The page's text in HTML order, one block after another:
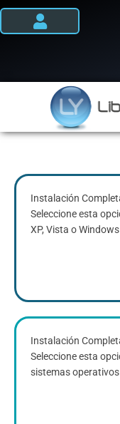
Ir
Instalación
Seleccione esta
XP, Vista o
Instalación
Seleccione esta
sistemas operativos